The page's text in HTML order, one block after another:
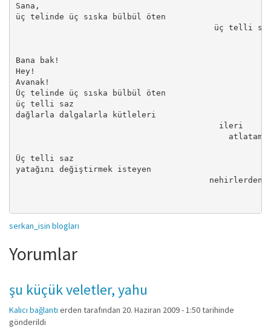
Sana,
üç telinde üç sıska bülbül öten
üç telli
Bana bak!
Hey!
Avanak!
Üç telinde üç sıska bülbül öten
üç telli saz
dağlarla dalgalarla kütleleri
                                          ileri
Üç telli saz
yatağını değiştirmek isteyen
serkan_isin blogları
Yorumlar
şu küçük veletler, yahu
Kalıcı bağlantı erden tarafından 20. Haziran 2009 - 1:50 tarihinde
gönderildi